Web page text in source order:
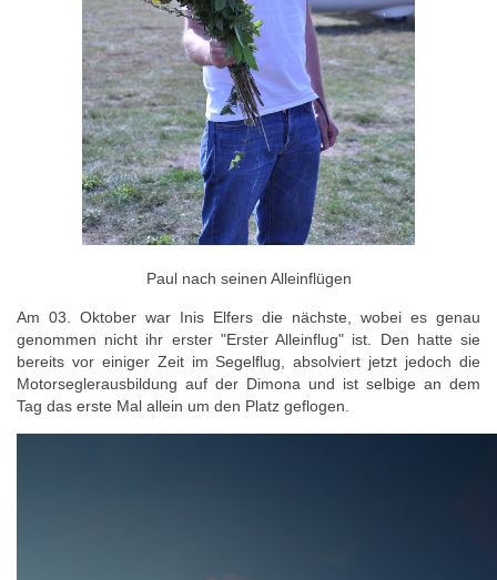
Paul nach seinen Alleinflügen
Am 03. Oktober war Inis Elfers die nächste, wobei es genau
genommen nicht ihr erster "Erster Alleinflug" ist. Den hatte sie
bereits vor einiger Zeit im Segelflug, absolviert jetzt jedoch die
Motorseglerausbildung auf der Dimona und ist selbige an dem
Tag das erste Mal allein um den Platz geflogen.